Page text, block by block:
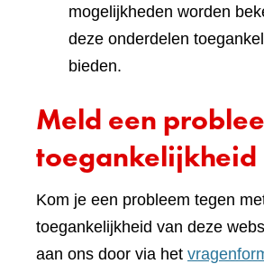
mogelijkheden worden
deze onderdelen
bieden.
Meld een
toegankelijkheid
Kom je een probleem tegen
toegankelijkheid van deze
aan ons door via het